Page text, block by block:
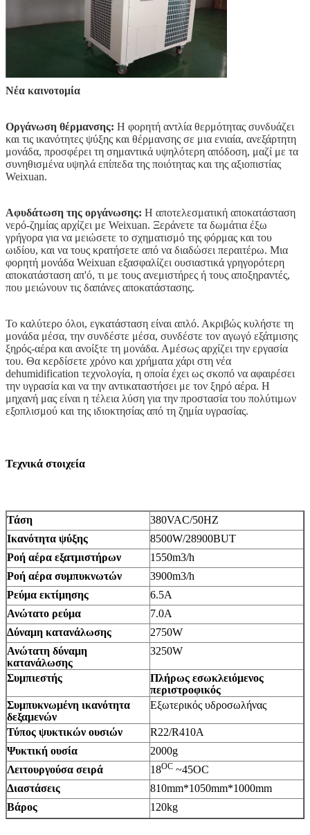
Νέα καινοτομία
Οργάνωση θέρμανσης: Η φορητή αντλία θερμότητας συνδυάζει
και τις ικανότητες ψύξης και θέρμανσης σε μια ενιαία, ανεξάρτητη
μονάδα, προσφέρει τη σημαντικά υψηλότερη απόδοση, μαζί με τα
συνηθισμένα υψηλά επίπεδα της ποιότητας και της αξιοπιστίας
Weixuan.
Αφυδάτωση της οργάνωσης: Η αποτελεσματική αποκατάσταση
νερό-ζημίας αρχίζει με Weixuan. Ξεράνετε τα δωμάτια έξω
γρήγορα για να μειώσετε το σχηματισμό της φόρμας και του
ωιδίου, και να τους κρατήσετε από να διαδώσει περαιτέρω. Μια
φορητή μονάδα Weixuan εξασφαλίζει ουσιαστικά γρηγορότερη
αποκατάσταση απ'ό, τι με τους ανεμιστήρες ή τους αποξηραντές,
που μειώνουν τις δαπάνες αποκατάστασης.
Το καλύτερο όλοι, εγκατάσταση είναι απλό. Ακριβώς κυλήστε τη
μονάδα μέσα, την συνδέστε μέσα, συνδέστε τον αγωγό εξάτμισης
ξηρός-αέρα και ανοίξτε τη μονάδα. Αμέσως αρχίζει την εργασία
του. Θα κερδίσετε χρόνο και χρήματα χάρι στη νέα
dehumidification τεχνολογία, η οποία έχει ως σκοπό να αφαιρέσει
την υγρασία και να την αντικαταστήσει με τον ξηρό αέρα. Η
μηχανή μας είναι η τέλεια λύση για την προστασία του πολύτιμων
εξοπλισμού και της ιδιοκτησίας από τη ζημία υγρασίας.
Τεχνικά στοιχεία
Τάση
380VAC/50HZ
Ικανότητα ψύξης
8500W/28900BUT
Ροή αέρα εξατμιστήρων
1550m3/h
Ροή αέρα συμπυκνωτών
3900m3/h
Ρεύμα εκτίμησης
6.5A
Ανώτατο ρεύμα
7.0A
Δύναμη κατανάλωσης
2750W
Ανώτατη δύναμη
κατανάλωσης
3250W
Συμπιεστής
Πλήρως εσωκλειόμενος
περιστροφικός
Συμπυκνωμένη ικανότητα
δεξαμενών
Εξωτερικός υδροσωλήνας
Τύπος ψυκτικών ουσιών
R22/R410A
Ψυκτική ουσία
2000g
Λειτουργούσα σειρά
18OC ~45OC
Διαστάσεις
810mm*1050mm*1000mm
Βάρος
120kg